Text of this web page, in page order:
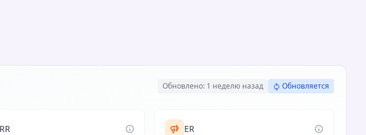
Обновлено: 1 неделю назад Обновляется
ER